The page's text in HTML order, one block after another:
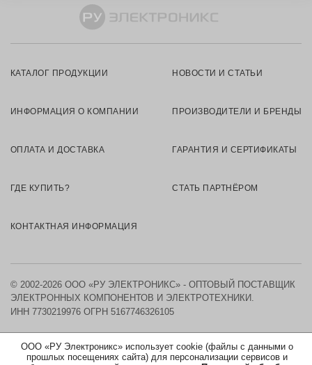
ООО «РУ Электроникс» использует cookie (файлы с данными о
прошлых посещениях сайта) для персонализации сервисов и
КАТАЛОГ ПРОДУКЦИИ НОВОСТИ И СТАТЬИ
ИНФОРМАЦИЯ О КОМПАНИИ ПРОИЗВОДИТЕЛИ И БРЕНДЫ
ОПЛАТА И ДОСТАВКА ГАРАНТИЯ И СЕРТИФИКАТЫ
ГДЕ КУПИТЬ? СТАТЬ ПАРТНЁРОМ
КОНТАКТНАЯ ИНФОРМАЦИЯ
© 2002-2026 ООО «РУ ЭЛЕКТРОНИКС» - ОПТОВЫЙ ПОСТАВЩИК
ЭЛЕКТРОННЫХ КОМПОНЕНТОВ И ЭЛЕКТРОТЕХНИКИ.
ИНН 7730219976 ОГРН 5167746326105